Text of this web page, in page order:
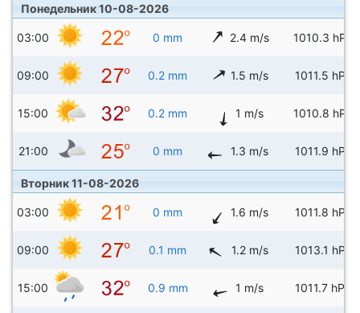
Понедельник 10-08-2026
03:00 0 mm 2.4 m/s 1010.3 hPa
09:00 0.2 mm 1.5 m/s 1011.5 hPa
15:00 0.2 mm 1 m/s 1010.8 hPa
21:00 0 mm 1.3 m/s 1011.9 hPa
Вторник 11-08-2026
03:00 0 mm 1.6 m/s 1011.8 hPa
09:00 0.1 mm 1.2 m/s 1013.1 hPa
15:00 0.9 mm 1 m/s 1011.7 hPa